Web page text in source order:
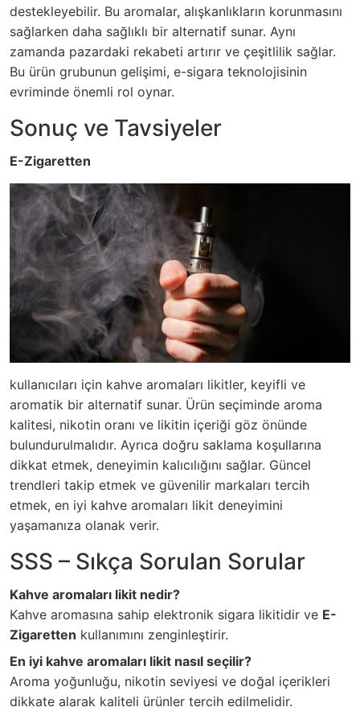
destekleyebilir. Bu aromalar, alışkanlıkların korunmasını
sağlarken daha sağlıklı bir alternatif sunar. Aynı
zamanda pazardaki rekabeti artırır ve çeşitlilik sağlar.
Bu ürün grubunun gelişimi, e-sigara teknolojisinin
evriminde önemli rol oynar.
Sonuç ve Tavsiyeler
E-Zigaretten
kullanıcıları için kahve aromaları likitler, keyifli ve
aromatik bir alternatif sunar. Ürün seçiminde aroma
kalitesi, nikotin oranı ve likitin içeriği göz önünde
bulundurulmalıdır. Ayrıca doğru saklama koşullarına
dikkat etmek, deneyimin kalıcılığını sağlar. Güncel
trendleri takip etmek ve güvenilir markaları tercih
etmek, en iyi kahve aromaları likit deneyimini
yaşamanıza olanak verir.
SSS – Sıkça Sorulan Sorular
Kahve aromaları likit nedir?
Kahve aromasına sahip elektronik sigara likitidir ve E-
Zigaretten kullanımını zenginleştirir.
En iyi kahve aromaları likit nasıl seçilir?
Aroma yoğunluğu, nikotin seviyesi ve doğal içerikleri
dikkate alarak kaliteli ürünler tercih edilmelidir.